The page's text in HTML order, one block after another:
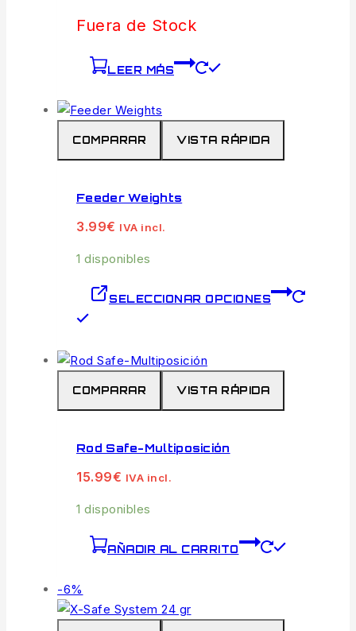
Fuera de Stock
LEER MÁS
COMPARAR VISTA RÁPIDA
Feeder Weights
3.99€ IVA incl.
1 disponibles
SELECCIONAR OPCIONES
tiene
variantes.
se
pueden
en
la
página
COMPARAR VISTA RÁPIDA
Rod Safe-Multiposición
15.99€ IVA incl.
1 disponibles
AÑADIR AL CARRITO
-6%
de